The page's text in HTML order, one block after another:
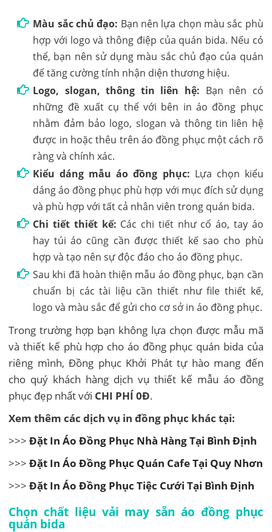
Màu sắc chủ đạo: Bạn nên lựa chọn màu sắc phù
hợp với logo và thông điệp của quán bida. Nếu có
thể, bạn nên sử dụng màu sắc chủ đạo của quán
để tăng cường tính nhận diện thương hiệu.
Logo, slogan, thông tin liên hệ: Bạn nên có
những đề xuất cụ thể với bên in áo đồng phục
nhằm đảm bảo logo, slogan và thông tin liên hệ
được in hoặc thêu trên áo đồng phục một cách rõ
ràng và chính xác.
Kiểu dáng mẫu áo đồng phục: Lựa chọn kiểu
dáng áo đồng phục phù hợp với mục đích sử dụng
và phù hợp với tất cả nhân viên trong quán bida.
Chi tiết thiết kế: Các chi tiết như cổ áo, tay áo
hay túi áo cũng cần được thiết kế sao cho phù
hợp và tạo nên sự độc đáo cho áo đồng phục.
Sau khi đã hoàn thiện mẫu áo đồng phục, bạn cần
chuẩn bị các tài liệu cần thiết như file thiết kế,
logo và màu sắc để gửi cho cơ sở in áo đồng phục.
Trong trường hợp bạn không lựa chọn được mẫu mã
và thiết kế phù hợp cho áo đồng phục quán bida của
riêng mình, Đồng phục Khởi Phát tự hào mang đến
cho quý khách hàng dịch vụ thiết kế mẫu áo đồng
phục đẹp nhất với CHI PHÍ 0Đ.
Xem thêm các dịch vụ in đồng phục khác tại:
>>>Đặt In Áo Đồng Phục Nhà Hàng Tại Bình Định
>>>Đặt In Áo Đồng Phục Quán Cafe Tại Quy Nhơn
>>>Đặt In Áo Đồng Phục Tiệc Cưới Tại Bình Định
Chọn chất liệu vải may sẵn áo đồng phục
quán bida